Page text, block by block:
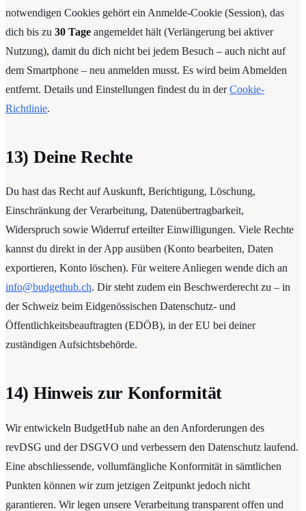
notwendigen Cookies gehört ein Anmelde-Cookie (Session), das
dich bis zu 30 Tage angemeldet hält (Verlängerung bei aktiver
Nutzung), damit du dich nicht bei jedem Besuch – auch nicht auf
dem Smartphone – neu anmelden musst. Es wird beim Abmelden
entfernt. Details und Einstellungen findest du in derCookie-
Richtlinie.
13) Deine Rechte
Du hast das Recht auf Auskunft, Berichtigung, Löschung,
Einschränkung der Verarbeitung, Datenübertragbarkeit,
Widerspruch sowie Widerruf erteilter Einwilligungen. Viele Rechte
kannst du direkt in der App ausüben (Konto bearbeiten, Daten
exportieren, Konto löschen). Für weitere Anliegen wende dich an
info@budgethub.ch. Dir steht zudem ein Beschwerderecht zu – in
der Schweiz beim Eidgenössischen Datenschutz- und
Öffentlichkeitsbeauftragten (EDÖB), in der EU bei deiner
zuständigen Aufsichtsbehörde.
14) Hinweis zur Konformität
Wir entwickeln BudgetHub nahe an den Anforderungen des
revDSG und der DSGVO und verbessern den Datenschutz laufend.
Eine abschliessende, vollumfängliche Konformität in sämtlichen
Punkten können wir zum jetzigen Zeitpunkt jedoch nicht
garantieren. Wir legen unsere Verarbeitung transparent offen und